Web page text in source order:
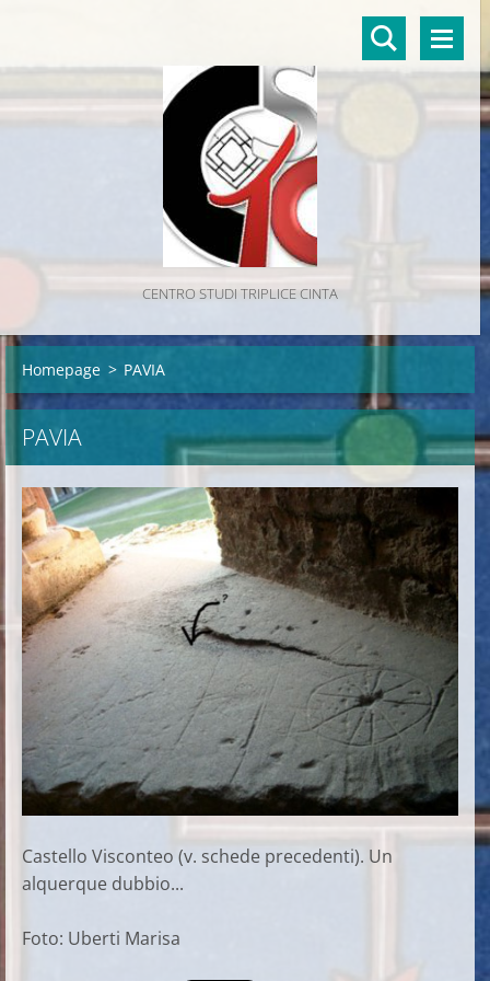
CENTRO STUDI TRIPLICE CINTA
Homepage > PAVIA
PAVIA
Castello Visconteo (v. schede precedenti). Un
alquerque dubbio...
Foto: Uberti Marisa